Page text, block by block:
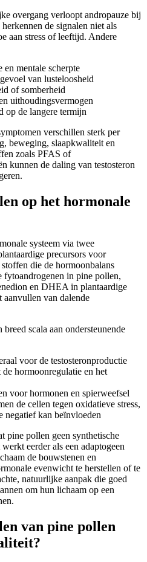
overgang verloopt andropauze bij
de signalen niet als
aan stress of leeftijd. Andere
en mentale scherpte
van lusteloosheid
of somberheid
uithoudingsvermogen
op de langere termijn
verschillen sterk per
beweging, slaapkwaliteit en
zoals PFAS of
kunnen de daling van testosteron
op het hormonale
systeem via twee
precursors voor
die de hormoonbalans
in pine pollen,
en DHEA in plantaardige
aanvullen van dalende
scala aan ondersteunende
voor de testosteronproductie
de hormoonregulatie en het
voor hormonen en spierweefsel
de cellen tegen oxidatieve stress,
negatief kan beïnvloeden
pine pollen geen synthetische
eerder als een adaptogeen
de bouwstenen en
evenwicht te herstellen of te
natuurlijke aanpak die goed
om hun lichaam op een
van pine pollen